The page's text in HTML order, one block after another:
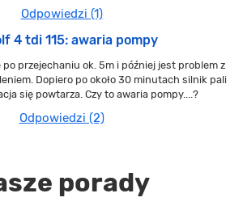
Odpowiedzi (1)
4 tdi 115: awaria pompy
przejechaniu ok. 5m i później jest problem z
Dopiero po około 30 minutach silnik pali
się powtarza. Czy to awaria pompy....?
Odpowiedzi (2)
porady